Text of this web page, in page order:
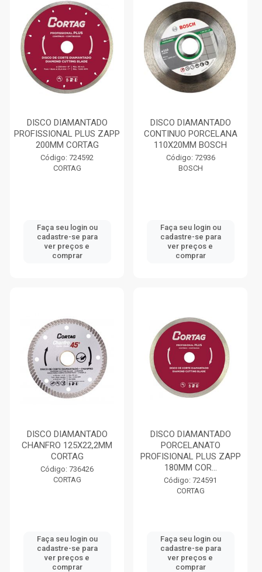
DISCO DIAMANTADO
PROFISSIONAL PLUS ZAPP
200MM CORTAG
Código: 724592
CORTAG
Faça seu login ou
cadastre-se para
ver preços e
comprar
DISCO DIAMANTADO
CONTINUO PORCELANA
110X20MM BOSCH
Código: 72936
BOSCH
Faça seu login ou
cadastre-se para
ver preços e
comprar
DISCO DIAMANTADO
CHANFRO 125X22,2MM
CORTAG
Código: 736426
CORTAG
Faça seu login ou
cadastre-se para
ver preços e
comprar
DISCO DIAMANTADO
PORCELANATO
PROFISIONAL PLUS ZAPP
180MM COR...
Código: 724591
CORTAG
Faça seu login ou
cadastre-se para
ver preços e
comprar